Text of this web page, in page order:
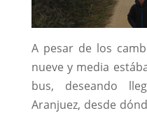
A pesar de los
nueve y media
bus, deseando
Aranjuez, desde